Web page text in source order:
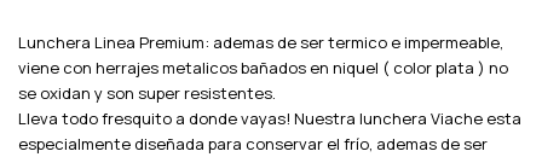
Lunchera Linea Premium: ademas de ser termico e impermeable,
viene con herrajes metalicos bañados en niquel ( color plata ) no
se oxidan y son super resistentes.
Lleva todo fresquito a donde vayas! Nuestra lunchera Viache esta
especialmente diseñada para conservar el frío, ademas de ser